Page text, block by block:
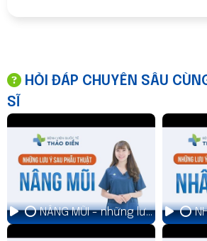
HỎI ĐÁP CHUYÊN SÂU
SĨ
⭕ NÂNG MŨI - những lưu
⭕